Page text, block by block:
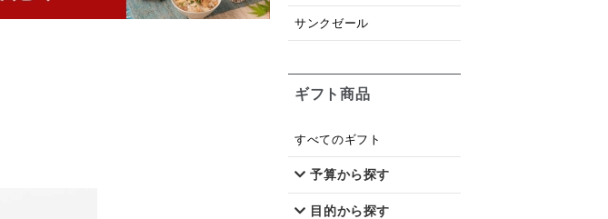
サンクゼール
ギフト商品
すべてのギフト
予算から探す
目的から探す